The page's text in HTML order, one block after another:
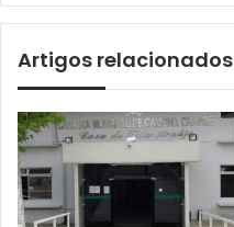
Artigos relacionados